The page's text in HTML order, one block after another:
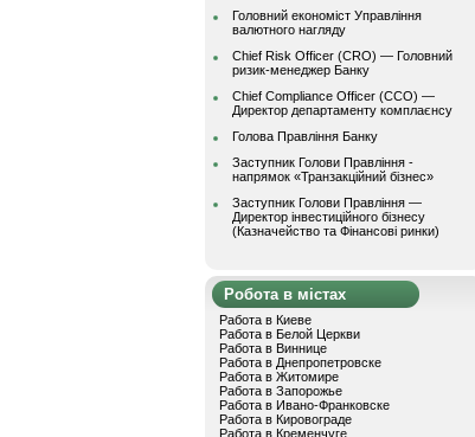
Головний економіст Управління
валютного нагляду
Chief Risk Officer (CRO) — Головний
ризик-менеджер Банку
Chief Compliance Officer (CCO) —
Директор департаменту комплаєнсу
Голова Правління Банку
Заступник Голови Правління -
напрямок «Транзакційний бізнес»
Заступник Голови Правління —
Директор інвестиційного бізнесу
(Казначейство та Фінансові ринки)
Робота в містах
Работа в Киеве
Работа в Белой Церкви
Работа в Виннице
Работа в Днепропетровске
Работа в Житомире
Работа в Запорожье
Работа в Ивано-Франковске
Работа в Кировограде
Работа в Кременчуге